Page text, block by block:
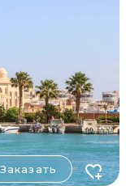
Заказать